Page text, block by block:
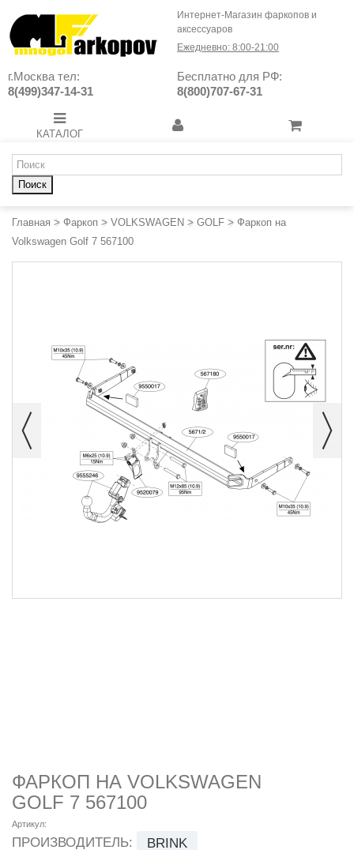
Интернет-Магазин фаркопов и
аксессуаров
Ежедневно: 8:00-21:00
г.Москва тел:
8(499)347-14-31
Бесплатно для РФ:
8(800)707-67-31
КАТАЛОГ
Поиск
Главная > Фаркоп > VOLKSWAGEN > GOLF > Фаркоп на
Volkswagen Golf 7 567100
ФАРКОП НА VOLKSWAGEN
GOLF 7 567100
Артикул:
ПРОИЗВОДИТЕЛЬ: BRINK